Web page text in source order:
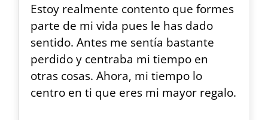
Estoy realmente contento que formes
parte de mi vida pues le has dado
sentido. Antes me sentía bastante
perdido y centraba mi tiempo en
otras cosas. Ahora, mi tiempo lo
centro en ti que eres mi mayor regalo.